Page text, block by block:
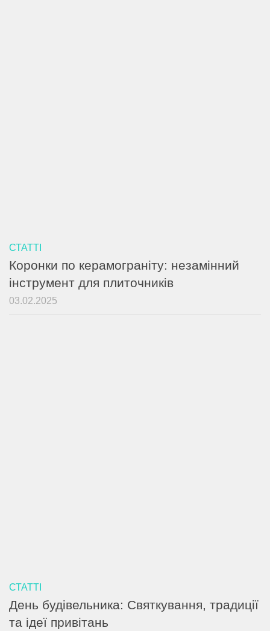
СТАТТІ
Коронки по керамограніту: незамінний
інструмент для плиточників
03.02.2025
СТАТТІ
День будівельника: Святкування, традиції
та ідеї привітань